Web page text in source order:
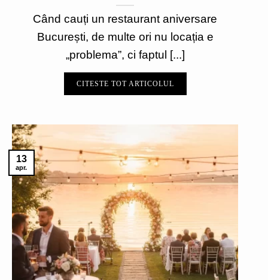
Când cauți un restaurant aniversare
București, de multe ori nu locația e
„problema”, ci faptul [...]
CITESTE TOT ARTICOLUL
13
apr.